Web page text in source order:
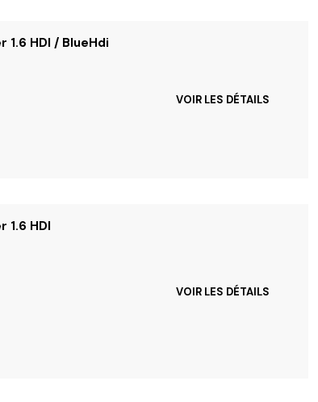
HDI / BlueHdi
VOIR LES DÉTAILS
1.6 HDI
VOIR LES DÉTAILS